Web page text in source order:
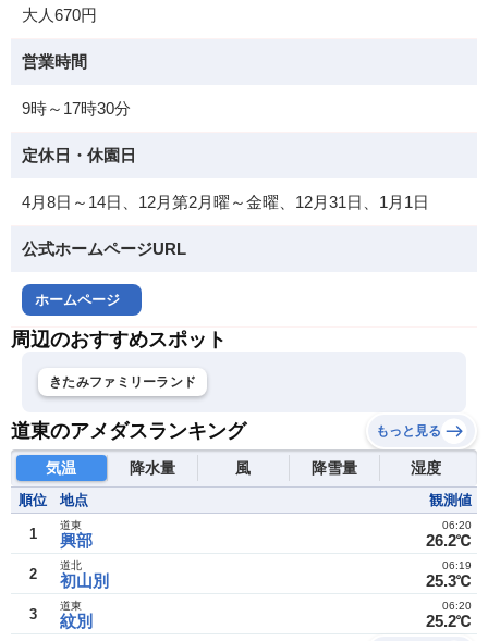
大人670円
営業時間
9時～17時30分
定休日・休園日
4月8日～14日、12月第2月曜～金曜、12月31日、1月1日
公式ホームページURL
ホームページ
周辺のおすすめスポット
きたみファミリーランド
道東のアメダスランキング もっと見る
気温 降水量 風 降雪量 湿度
順位 地点 観測値
1 興部
道東
26.2℃
06:20
2 初山別
道北
25.3℃
06:19
3 紋別
道東
25.2℃
06:20